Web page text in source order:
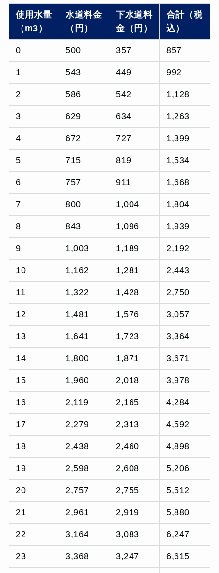
使用水量
（m3）
水道料金
（円）
下水道料
金（円）
合計（税
込）
0 500 357 857
1 543 449 992
2 586 542 1,128
3 629 634 1,263
4 672 727 1,399
5 715 819 1,534
6 757 911 1,668
7 800 1,004 1,804
8 843 1,096 1,939
9 1,003 1,189 2,192
10 1,162 1,281 2,443
11 1,322 1,428 2,750
12 1,481 1,576 3,057
13 1,641 1,723 3,364
14 1,800 1,871 3,671
15 1,960 2,018 3,978
16 2,119 2,165 4,284
17 2,279 2,313 4,592
18 2,438 2,460 4,898
19 2,598 2,608 5,206
20 2,757 2,755 5,512
21 2,961 2,919 5,880
22 3,164 3,083 6,247
23 3,368 3,247 6,615